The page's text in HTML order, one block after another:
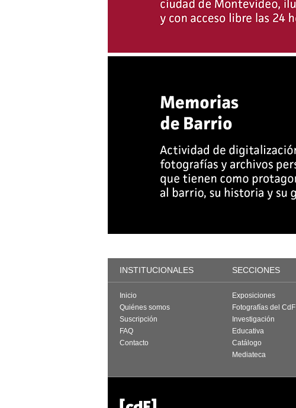
INSTITUCIONALES SECCIONES
Inicio
Quiénes somos
Suscripción
FAQ
Contacto
Exposiciones
Fotografías del CdF
Investigación
Educativa
Catálogo
Mediateca